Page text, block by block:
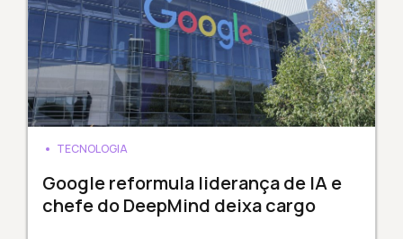
TECNOLOGIA
Google reformula liderança de IA e
chefe do DeepMind deixa cargo